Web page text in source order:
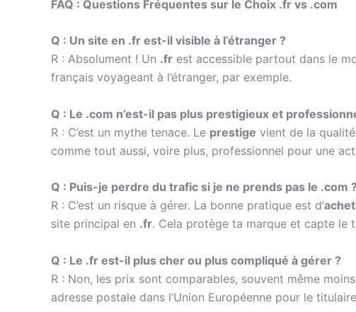
FAQ : Questions Fréquentes sur le Choix .fr vs .com
Q : Un site en .fr est-il visible à l’étranger ?
R : Absolument ! Un .fr est accessible partout dans le
français voyageant à l’étranger, par exemple.
Q : Le .com n’est-il pas plus prestigieux et
R : C’est un mythe tenace. Le prestige vient de la
comme tout aussi, voire plus, professionnel pour une
Q : Puis-je perdre du trafic si je ne prends pas le .com ?
R : C’est un risque à gérer. La bonne pratique est d’
site principal en .fr. Cela protège ta marque et capte le
Q : Le .fr est-il plus cher ou plus compliqué à gérer ?
R : Non, les prix sont comparables, souvent même
adresse postale dans l’Union Européenne pour le